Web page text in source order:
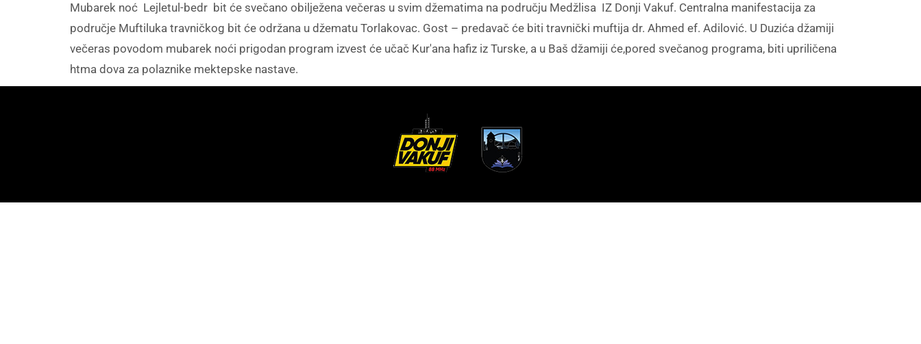
Mubarek noć Lejletul-bedr bit će svečano obilježena večeras u svim džematima na području Medžlisa IZ Donji Vakuf. Centralna manifestacija za
područje Muftiluka travničkog bit će održana u džematu Torlakovac. Gost – predavač će biti travnički muftija dr. Ahmed ef. Adilović. U Duzića džamiji
večeras povodom mubarek noći prigodan program izvest će učač Kur'ana hafiz iz Turske, a u Baš džamiji će,pored svečanog programa, biti upriličena
htma dova za polaznike mektepske nastave.